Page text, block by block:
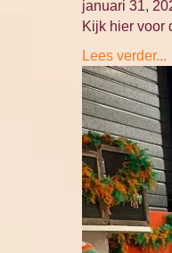
januari 31,
Kijk hier voor
Lees verder...